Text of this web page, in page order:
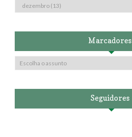
Marcadores
Seguidores